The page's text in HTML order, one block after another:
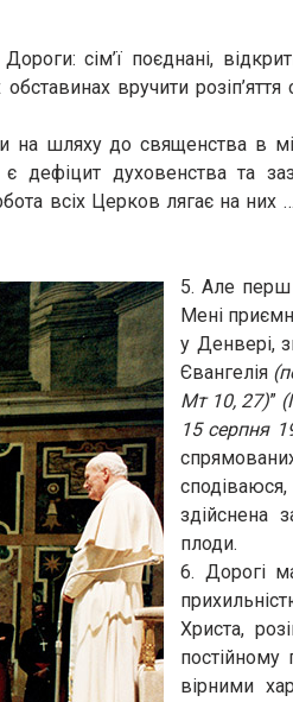
сім’ї поєднані,
вручити розіп’яття
шляху до священства в
духовенства та
всіх Церков лягає на
5. Але перш
Мені
у ​​Денвері,
Євангелія
Мт 10, 27)”
15 серпня
здійснена
плоди.
6. Дорогі
Христа,
вірними